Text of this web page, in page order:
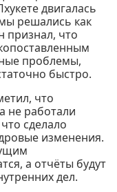
двигалась
решались как
признал, что
проблемы,
быстро.
что
не работали
сделало
изменения.
а отчёты будут
дел.